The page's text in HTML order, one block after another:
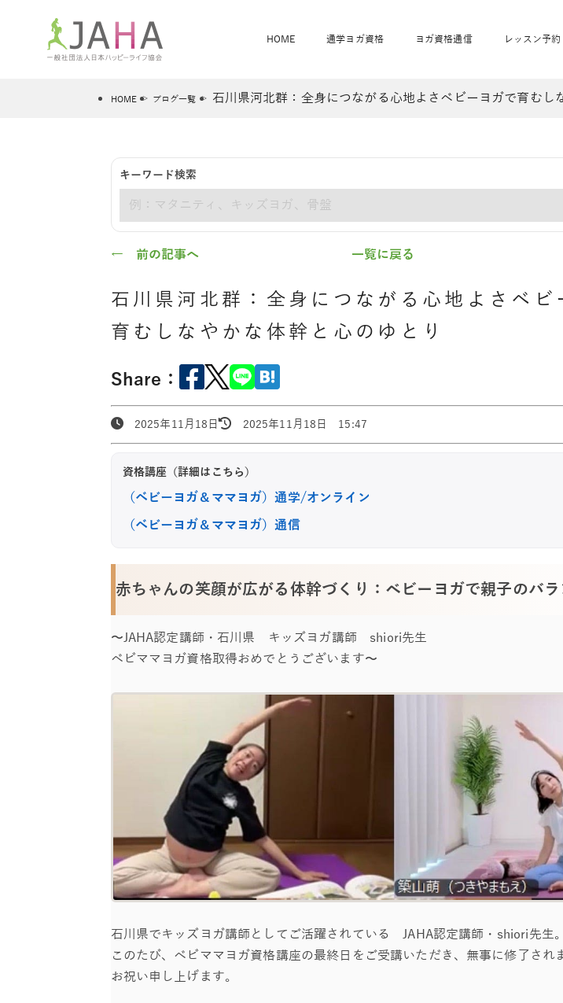
HOME
JAHAについて JAHAヨガスタジオ概要 直営校ブログ
通学ヨガ資格
JAHA資格講座一覧 卒業生の声 養成講座お申込み
ヨガ資格通信
骨盤スリムヨガ®通信 ベビママヨガW通信 ベビー「ピラティス＆ヨ
レッスン予約
ヨガレッスンカレンダー オンラインヨガ詳細 出張ヨガ・オフィスヨガ
全米ヨガRYT200
骨盤スリムヨガ
®
HOME ブログ一覧 石川県河北群：全身につながる心地よさベビーヨガで育むし
キーワード検索
← 前の記事へ 一覧に戻る
石川県河北群：全身につながる心地よさベビ
育むしなやかな体幹と心のゆとり
Share：
2025年11月18日 2025年11月18日 15:47
資格講座（詳細はこちら）
（ベビーヨガ＆ママヨガ）通学/オンライン
（ベビーヨガ＆ママヨガ）通信
赤ちゃんの笑顔が広がる体幹づくり：ベビーヨガで親子のバラ
〜JAHA認定講師・石川県 キッズヨガ講師 shiori先生
ベビママヨガ資格取得おめでとうございます〜
石川県でキッズヨガ講師としてご活躍されている JAHA認定講師・shiori先生。
このたび、ベビママヨガ資格講座の最終日をご受講いただき、無事に修了され
お祝い申し上げます。